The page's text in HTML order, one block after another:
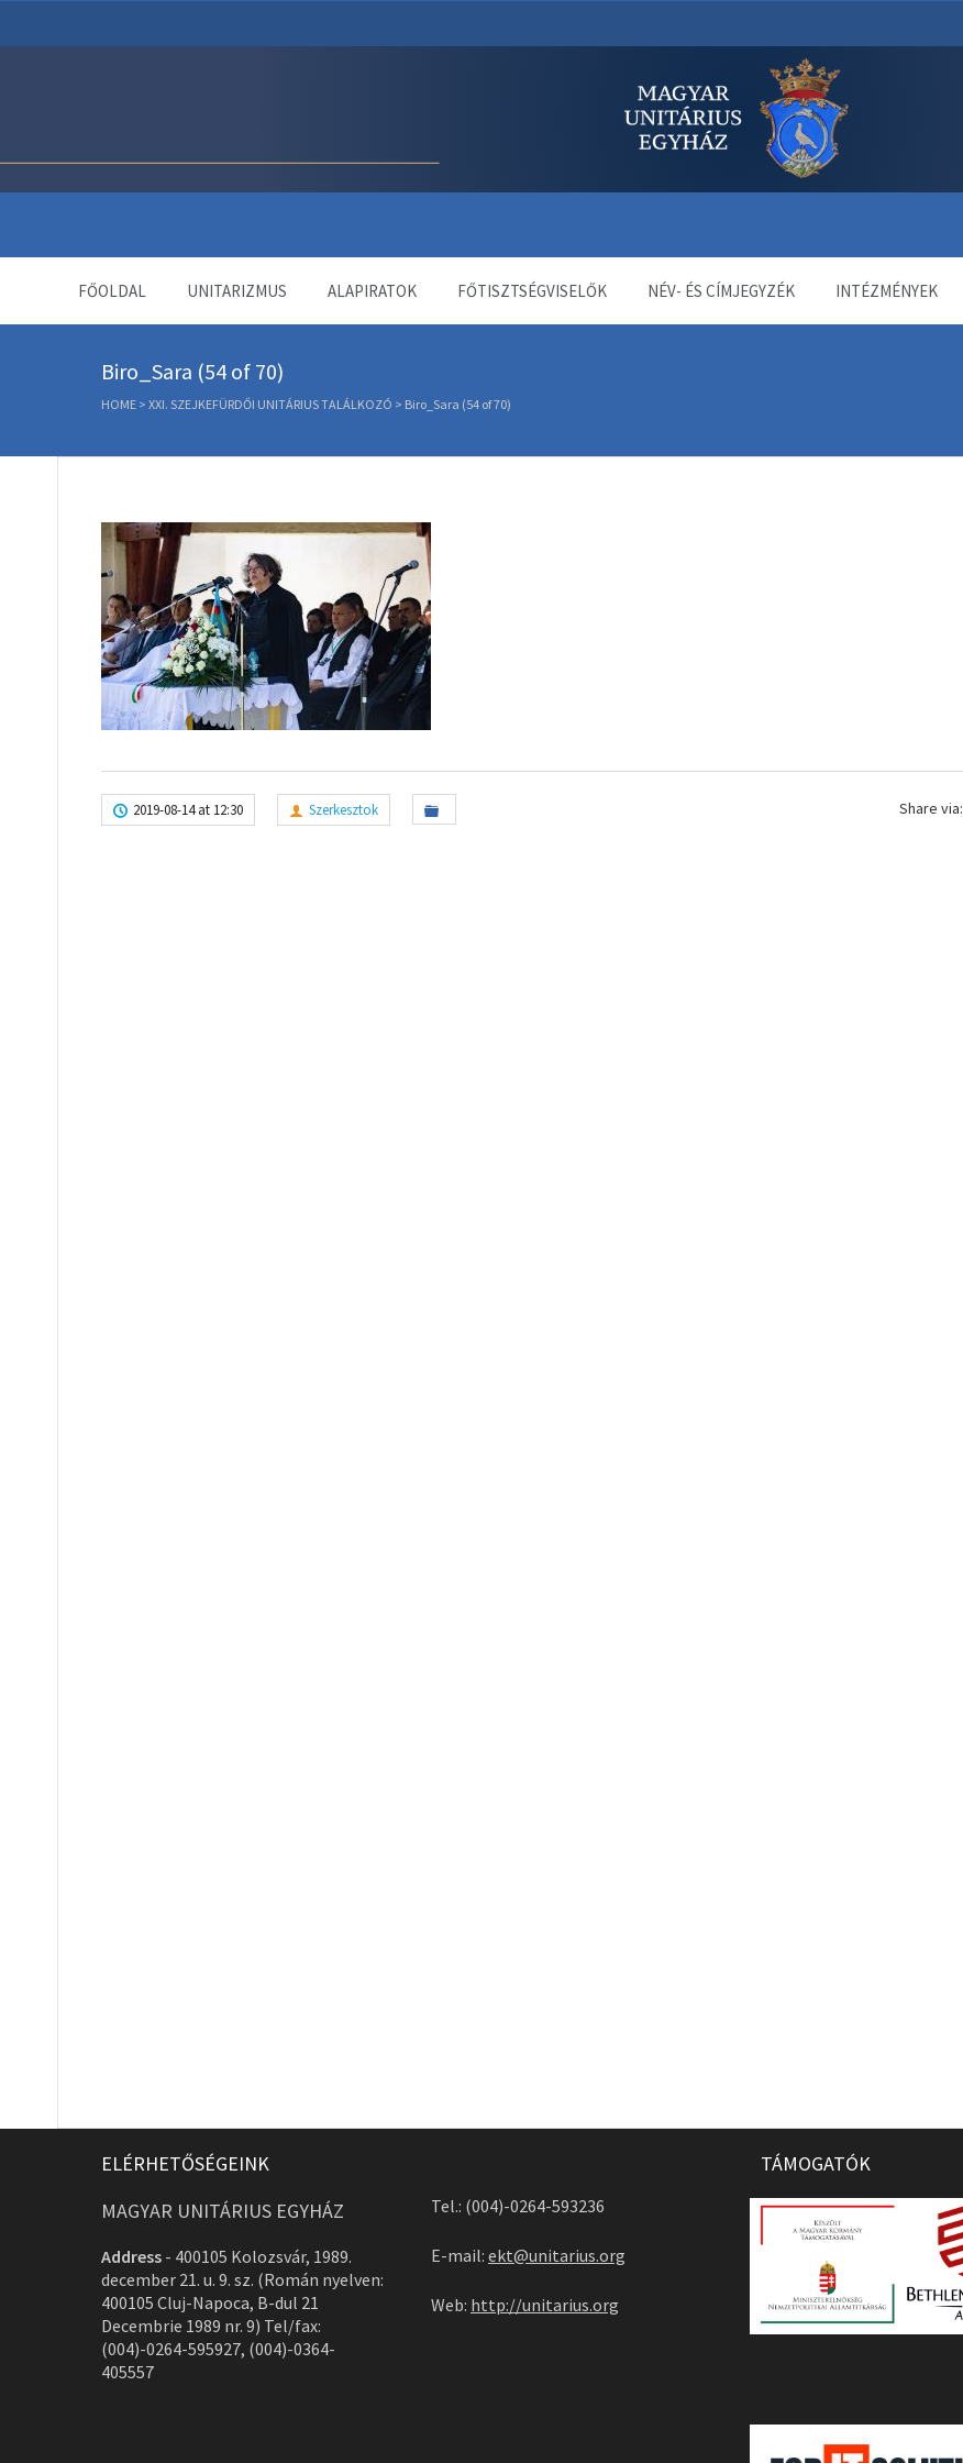
FŐOLDAL UNITARIZMUS ALAPIRATOK FŐTISZTSÉGVISELŐK NÉV- ÉS CÍMJEGYZÉK INTÉZMÉNYEK
Biro_Sara (54 of 70)
HOME > XXI. SZEJKEFÜRDŐI UNITÁRIUS TALÁLKOZÓ > Biro_Sara (54 of 70)
2019-08-14 at 12:30 Szerkesztok Share via:
ELÉRHETŐSÉGEINK
MAGYAR UNITÁRIUS EGYHÁZ
Address - 400105 Kolozsvár, 1989.
december 21. u. 9. sz. (Román nyelven:
400105 Cluj-Napoca, B-dul 21
Decembrie 1989 nr. 9) Tel/fax:
(004)-0264-595927, (004)-0364-
405557
Tel.: (004)-0264-593236
E-mail: ekt@unitarius.org
Web: http://unitarius.org
TÁMOGATÓK